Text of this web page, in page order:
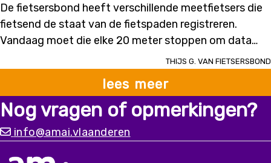
De fietsersbond heeft verschillende meetfietsers die
fietsend de staat van de fietspaden registreren.
Vandaag moet die elke 20 meter stoppen om data
(breedte fietspad, putten,...) in te voeren in het
systeem. Kan dit met AI automatisch?
Thijs G. van Fietsersbond
lees meer
Nog vragen of opmerkingen?
info@amai.vlaanderen